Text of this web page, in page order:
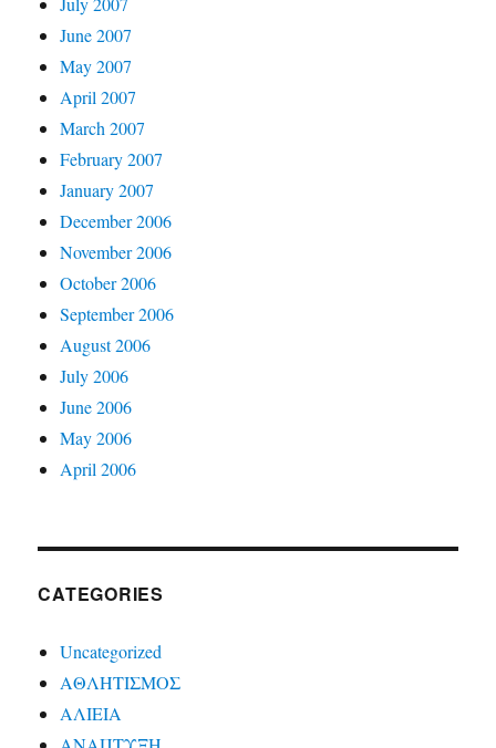
June 2007
May 2007
April 2007
March 2007
February 2007
January 2007
December 2006
November 2006
October 2006
September 2006
August 2006
July 2006
June 2006
May 2006
April 2006
CATEGORIES
Uncategorized
ΑΘΛΗΤΙΣΜΟΣ
ΑΛΙΕΙΑ